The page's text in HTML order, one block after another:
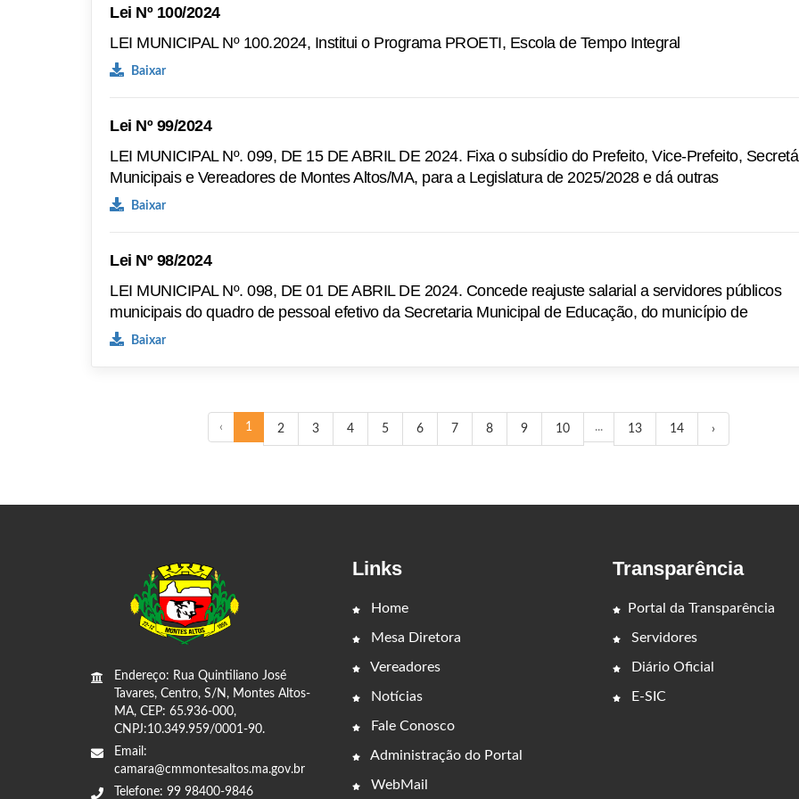
Lei Nº 100/2024
LEI MUNICIPAL Nº 100.2024, Institui o Programa PROETI, Escola de Tempo Integral
Baixar
Lei Nº 99/2024
LEI MUNICIPAL Nº. 099, DE 15 DE ABRIL DE 2024. Fixa o subsídio do Prefeito, Vice-Prefeito,
Municipais e Vereadores de Montes Altos/MA, para a Legislatura de 2025/2028 e dá outras
Baixar
Lei Nº 98/2024
LEI MUNICIPAL Nº. 098, DE 01 DE ABRIL DE 2024. Concede reajuste salarial a servidores públicos
municipais do quadro de pessoal efetivo da Secretaria Municipal de Educação, do município de
Baixar
‹ 1 2 3 4 5 6 7 8 9 10 ... 13 14 ›
Endereço: Rua Quintiliano José
Tavares, Centro, S/N, Montes Altos-
MA, CEP: 65.936-000,
CNPJ:10.349.959/0001-90.
Email:
camara@cmmontesaltos.ma.gov.br
Telefone: 99 98400-9846
Links
Home
Mesa Diretora
Vereadores
Notícias
Fale Conosco
Administração do Portal
WebMail
Transparência
Portal da Transparência
Servidores
Diário Oficial
E-SIC